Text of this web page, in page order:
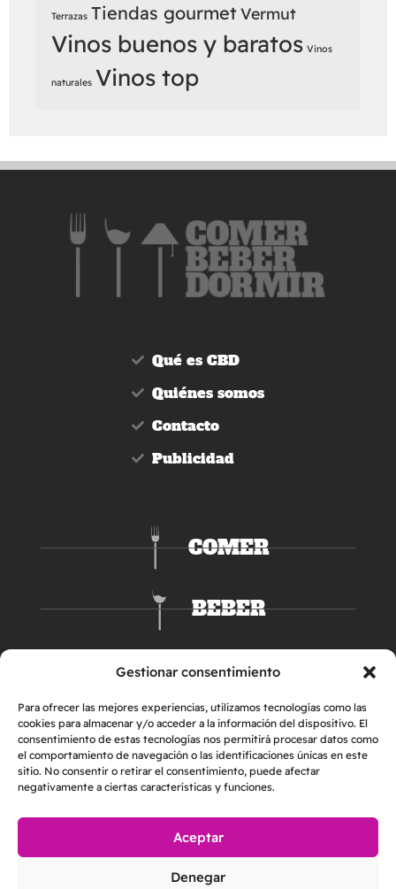
Gestionar consentimiento
Para ofrecer las mejores experiencias, utilizamos tecnologías como las
cookies para almacenar y/o acceder a la información del dispositivo. El
consentimiento de estas tecnologías nos permitirá procesar datos como
el comportamiento de navegación o las identificaciones únicas en este
sitio. No consentir o retirar el consentimiento, puede afectar
negativamente a ciertas características y funciones.
Aceptar
Denegar
Terrazas Tiendas gourmetVermut
Vinos buenos y baratos Vinos
naturales Vinos top
Qué es CBD
Quiénes somos
Contacto
Publicidad
COMER
BEBER
DORMIR